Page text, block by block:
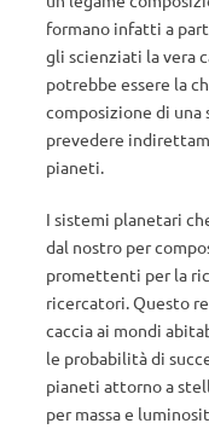
formano infatti a
gli scienziati la vera
potrebbe essere la
composizione di
prevedere
pianeti.
I sistemi planetari
dal nostro per
promettenti per la
ricercatori. Questo
caccia ai mondi
le probabilità di
pianeti attorno a
per massa e